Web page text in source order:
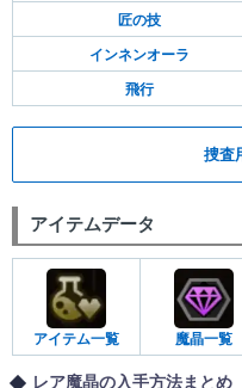
匠の技
インネンオーラ
飛行
捜査
アイテムデータ
アイテム一覧 魔晶一覧
レア魔晶の入手方法まとめ